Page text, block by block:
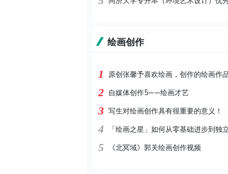
绘画创作
1 原创张馨予喜欢绘画，创作的绘画作
2 自媒体创作5——绘画才艺
3 写生对绘画创作具有很重要的意义！
4 「绘画之星」如何从零基础进步到独
5 《北冥域》郭关绘画创作视频